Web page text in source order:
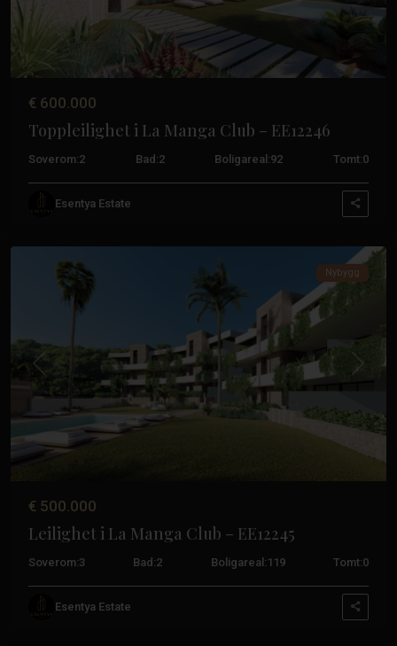
€ 600.000
Toppleilighet i La Manga Club – EE12246
Soverom:2 Bad:2 Boligareal:92 Tomt:0
Esentya Estate
La
Manga-
Tidligere Neste
Nybygg
€ 500.000
Leilighet i La Manga Club – EE12245
Soverom:3 Bad:2 Boligareal: 119 Tomt:0
Esentya Estate